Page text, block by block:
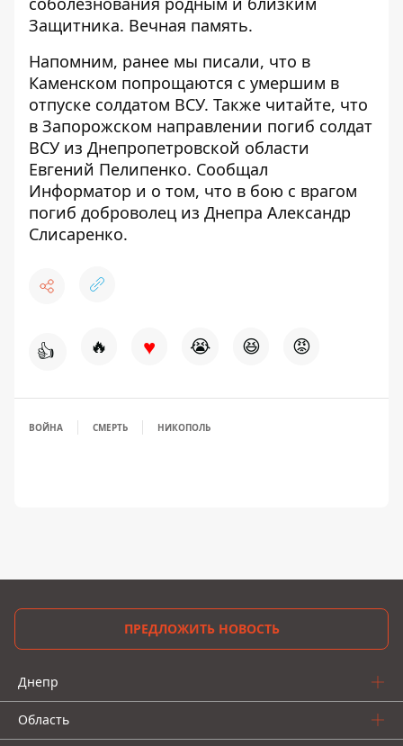
Защитника. Вечная память.
Напомним, ранее мы писали, что в
Каменском попрощаются с умершим в
отпуске солдатом ВСУ. Также читайте, что
в Запорожском направлении погиб солдат
ВСУ из Днепропетровской области
Евгений Пелипенко. Сообщал
Информатор и о том, что в бою с врагом
погиб доброволец из Днепра Александр
Слисаренко.
👍 🔥 ♥ 😭 😆 😡
ВОЙНА СМЕРТЬ НИКОПОЛЬ
ПРЕДЛОЖИТЬ НОВОСТЬ
Днепр
Область